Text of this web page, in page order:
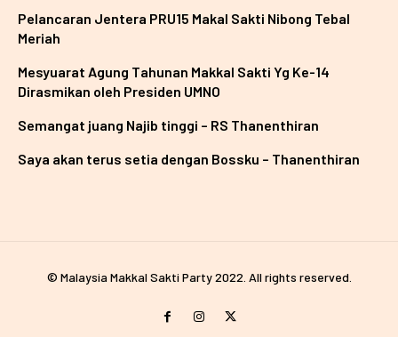
Pelancaran Jentera PRU15 Makal Sakti Nibong Tebal
Meriah
Mesyuarat Agung Tahunan Makkal Sakti Yg Ke-14
Dirasmikan oleh Presiden UMNO
Semangat juang Najib tinggi – RS Thanenthiran
Saya akan terus setia dengan Bossku – Thanenthiran
© Malaysia Makkal Sakti Party 2022. All rights reserved.